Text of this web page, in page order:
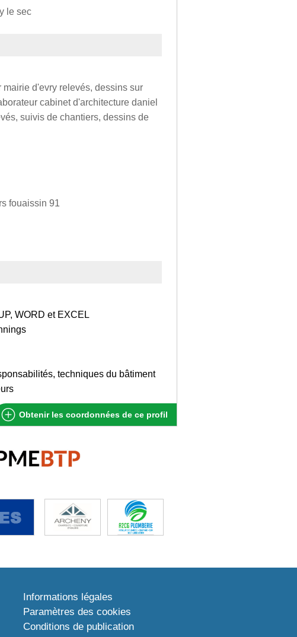
le sec
d'evry relevés, dessins sur
cabinet d'architecture daniel
suivis de chantiers, dessins de
fouaissin 91
WORD et EXCEL
techniques du bâtiment
Obtenir les coordonnées de ce profil
Informations légales
Paramètres des cookies
Conditions de publication